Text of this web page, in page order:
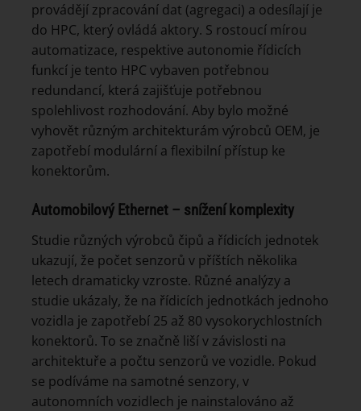
provádějí zpracování dat (agregaci) a odesílají je
do HPC, který ovládá aktory. S rostoucí mírou
automatizace, respektive autonomie řídicích
funkcí je tento HPC vybaven potřebnou
redundancí, která zajišťuje potřebnou
spolehlivost rozhodování. Aby bylo možné
vyhovět různým architekturám výrobců OEM, je
zapotřebí modulární a flexibilní přístup ke
konektorům.
Automobilový Ethernet – snížení komplexity
Studie různých výrobců čipů a řídicích jednotek
ukazují, že počet senzorů v příštích několika
letech dramaticky vzroste. Různé analýzy a
studie ukázaly, že na řídicích jednotkách jednoho
vozidla je zapotřebí 25 až 80 vysokorychlostních
konektorů. To se značně liší v závislosti na
architektuře a počtu senzorů ve vozidle. Pokud
se podíváme na samotné senzory, v
autonomních vozidlech je nainstalováno až